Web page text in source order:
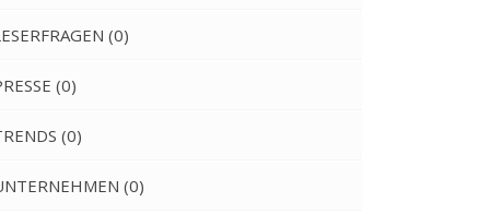
(0)
(0)
(0)
(0)